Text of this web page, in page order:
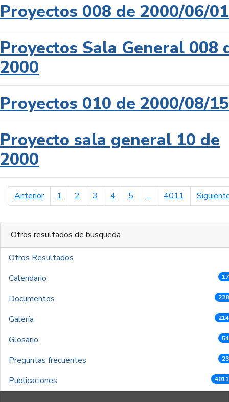
Proyectos 008 de 2000/06/01
Proyectos Sala General 008
2000
Proyectos 010 de 2000/08/15
Proyecto sala general 10 de
2000
Anteriorpágina anterior
1 2 3 4 5 ... 4011
Otros resultados de busqueda
Otros Resultados
Calendario
Documentos
Galería
Glosario
Preguntas frecuentes
Publicaciones